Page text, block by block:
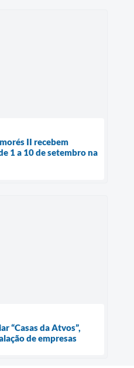
II recebem
1 a 10 de setembro na
“Casas da Atvos”,
de empresas